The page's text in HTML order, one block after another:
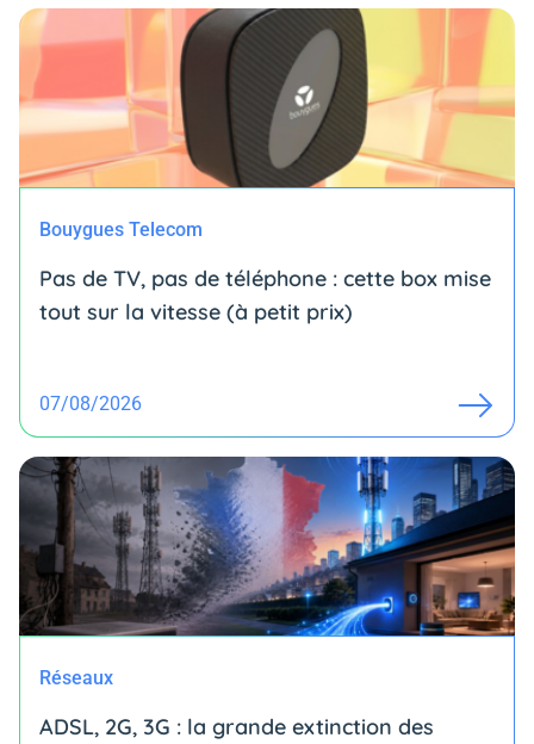
Bouygues Telecom
Pas de TV, pas de téléphone : cette box mise
tout sur la vitesse (à petit prix)
07/08/2026
Réseaux
ADSL, 2G, 3G : la grande extinction des